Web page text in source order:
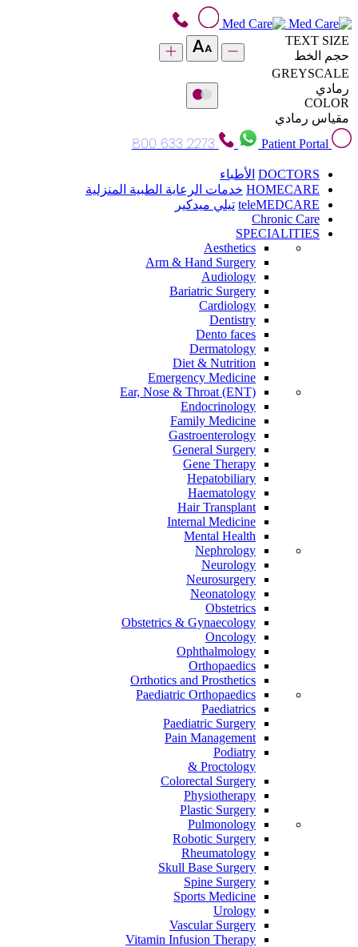
TEXT SIZE
حجم الخط
GREYSCALE
رمادي
COLOR
مقياس رمادي
Patient Portal
800 633 2273
DOCTORS الأطباء
HOMECARE خدمات الرعاية الطبية المنزلية
teleMEDCARE تيلي ميدكير
Chronic Care
SPECIALITIES
Aesthetics
Arm & Hand Surgery
Audiology
Bariatric Surgery
Cardiology
Dentistry
Dento faces
Dermatology
Diet & Nutrition
Emergency Medicine
Ear, Nose & Throat (ENT)
Endocrinology
Family Medicine
Gastroenterology
General Surgery
Gene Therapy
Hepatobiliary
Haematology
Hair Transplant
Internal Medicine
Mental Health
Nephrology
Neurology
Neurosurgery
Neonatology
Obstetrics
Obstetrics & Gynaecology
Oncology
Ophthalmology
Orthopaedics
Orthotics and Prosthetics
Paediatric Orthopaedics
Paediatrics
Paediatric Surgery
Pain Management
Podiatry
Proctology &
Colorectal Surgery
Physiotherapy
Plastic Surgery
Pulmonology
Robotic Surgery
Rheumatology
Skull Base Surgery
Spine Surgery
Sports Medicine
Urology
Vascular Surgery
Vitamin Infusion Therapy